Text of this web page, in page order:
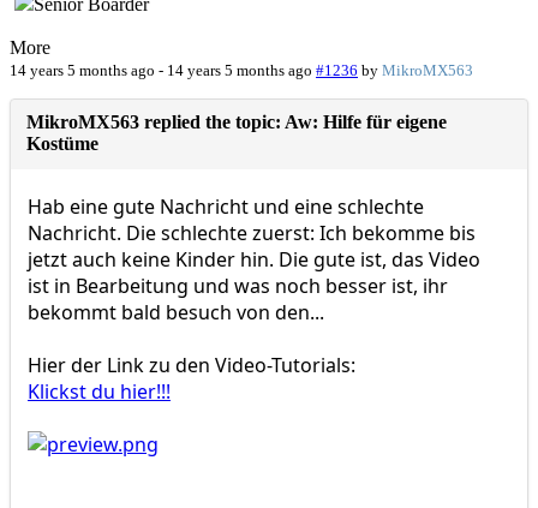
More
14 years 5 months ago - 14 years 5 months ago #1236 by MikroMX563
MikroMX563 replied the topic: Aw: Hilfe für eigene
Kostüme
Hab eine gute Nachricht und eine schlechte
Nachricht. Die schlechte zuerst: Ich bekomme bis
jetzt auch keine Kinder hin. Die gute ist, das Video
ist in Bearbeitung und was noch besser ist, ihr
bekommt bald besuch von den...
Hier der Link zu den Video-Tutorials:
Klickst du hier!!!